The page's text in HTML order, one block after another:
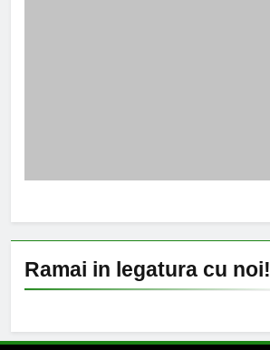
Ramai in legatura cu noi!